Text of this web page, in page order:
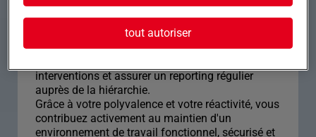
prestataires extérieurs lorsque cela est
nécessaire.
• Réaliser des travaux d'aménagement, de
rénovation et d'amélioration des infrastructures.
interventions et assurer un reporting régulier
auprès de la hiérarchie.
Grâce à votre polyvalence et votre réactivité, vous
contribuez activement au maintien d'un
environnement de travail fonctionnel, sécurisé et
tout autoriser